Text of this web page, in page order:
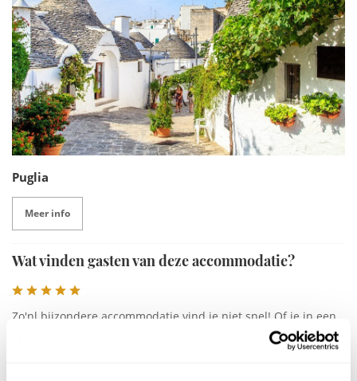
Puglia
Meer info
Wat vinden gasten van deze accommodatie?
Zo'nl bijzondere accommodatie vind je niet snel! Of je in een